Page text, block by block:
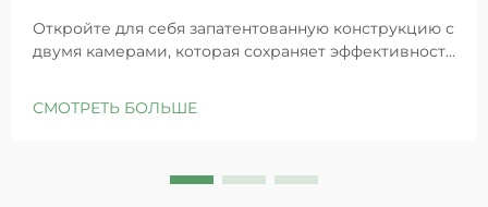
Откройте для себя запатентованную конструкцию с
двумя камерами, которая сохраняет эффективность
восстанавливает барьеры чувствительной кожи.
СМОТРЕТЬ БОЛЬШЕ